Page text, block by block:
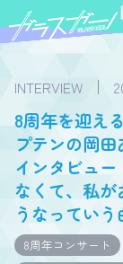
INTERVIEW
8周年を迎え
プテンの岡
インタビュ
なくて、私
うなっていう
8周年コンサート